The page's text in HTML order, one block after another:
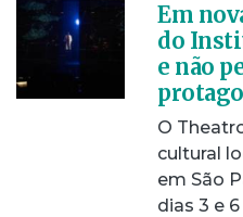
Em
do
e não
O
cultural
em São
dias 3 e